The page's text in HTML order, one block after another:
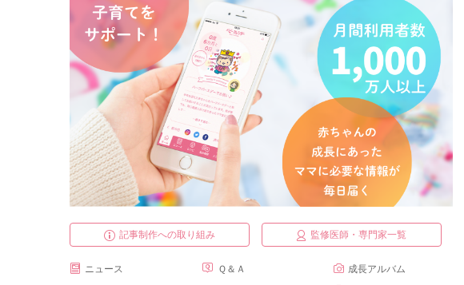
記事制作への取り組み 監修医師・専門家一覧
ニュース Ｑ＆Ａ
成長アルバム